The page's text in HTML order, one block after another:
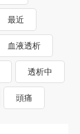
最近
血液透析
透析中
頭痛